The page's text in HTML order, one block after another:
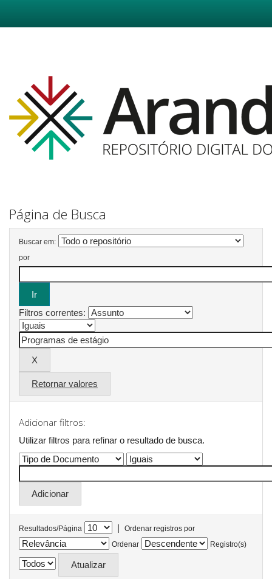
Página de Busca
Buscar em:
por
Filtros correntes:
Retornar valores
Adicionar filtros:
Utilizar filtros para refinar o resultado de busca.
Resultados/Página |
Ordenar registros por
Ordenar
Registro(s)